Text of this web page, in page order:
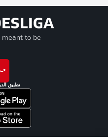
meant to be
تطبيق